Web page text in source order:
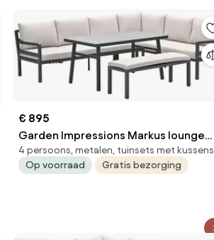
€ 895
Garden Impressions Markus lounge
dining set 4-delig - desert sand
4 persoons, metalen, tuinsets met kussens
Op voorraad
Gratis bezorging